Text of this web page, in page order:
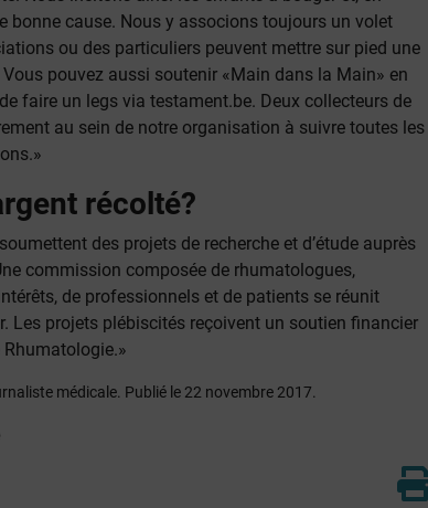
bonne cause. Nous y associons toujours un volet
ou des particuliers peuvent mettre sur pied une
pouvez aussi soutenir «Main dans la Main» en
faire un legs via testament.be. Deux collecteurs de
au sein de notre organisation à suivre toutes les
récolté?
des projets de recherche et d’étude auprès
commission composée de rhumatologues,
de professionnels et de patients se réunit
Les projets plébiscités reçoivent un soutien financier
médicale. Publié le 22 novembre 2017.